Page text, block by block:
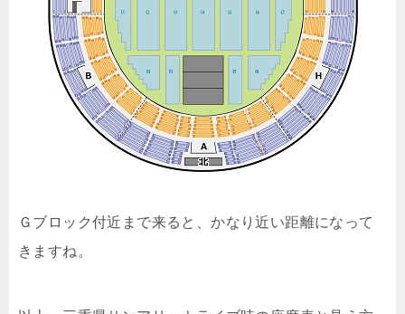
Ｇブロック付近まで来ると、かなり近い距離になって
きますね。